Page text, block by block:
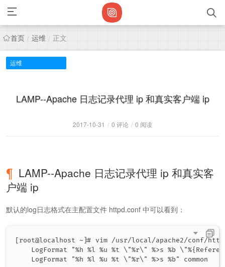
首页 / 运维 / 正文
运维
LAMP--Apache 日志记录代理 ip 和真实客户端 ip
2017-10-31 / 0 评论 / 0 阅读
LAMP--Apache 日志记录代理 ip 和真实客
户端 ip
默认的log日志格式在主配置文件 httpd.conf 中可以看到：
[root@localhost ~]# vim /usr/local/apache2/conf/
LogFormat "%h %l %u %t \"%r\" %>s %b